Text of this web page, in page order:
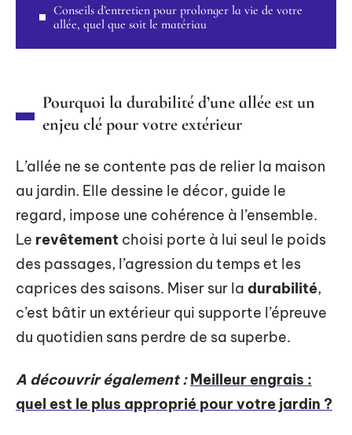
Conseils d’entretien pour prolonger la vie de votre
allée, quel que soit le matériau
Pourquoi la durabilité d’une allée est un
enjeu clé pour votre extérieur
L’allée ne se contente pas de relier la maison
au jardin. Elle dessine le décor, guide le
regard, impose une cohérence à l’ensemble.
Le revêtement choisi porte à lui seul le poids
des passages, l’agression du temps et les
caprices des saisons. Miser sur la durabilité,
c’est bâtir un extérieur qui supporte l’épreuve
du quotidien sans perdre de sa superbe.
A découvrir également : Meilleur engrais :
quel est le plus approprié pour votre jardin ?